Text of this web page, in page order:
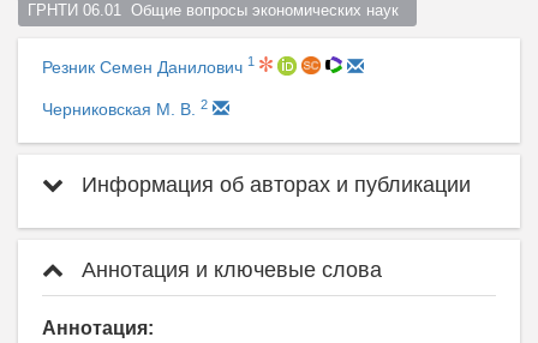
ГРНТИ 06.01  Общие вопросы экономических наук
Резник Семен Данилович 1
Черниковская М. В. 2
Информация об авторах и публикации
Аннотация и ключевые слова
Аннотация: